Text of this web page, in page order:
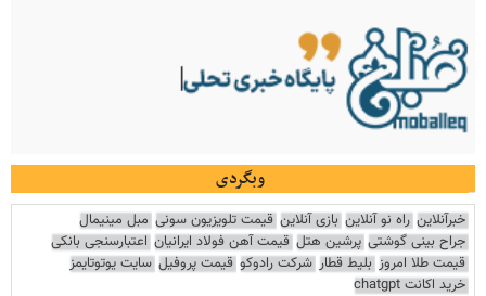
وبگردی
خبرآنلاین راه نو آنلاین بازی آنلاین قیمت تلویزیون سونی مبل مینیمال
جراح بینی گوشتی پرشین هتل قیمت آهن فولاد ایرانیان اعتبارسنجی بانکی
قیمت طلا امروز بلیط قطار شرکت رادوکو قیمت پروفیل سایت یوتوتایمز
خرید اکانت chatgpt